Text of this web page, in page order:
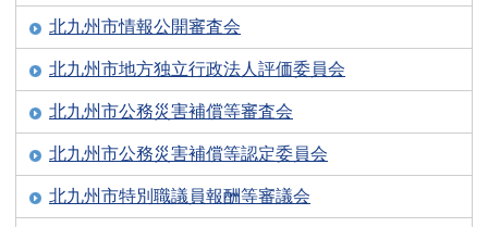
北九州市情報公開審査会
北九州市地方独立行政法人評価委員会
北九州市公務災害補償等審査会
北九州市公務災害補償等認定委員会
北九州市特別職議員報酬等審議会